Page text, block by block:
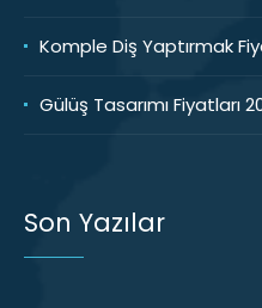
Komple Diş Yaptırmak
Gülüş Tasarımı Fiyatları
Son Yazılar